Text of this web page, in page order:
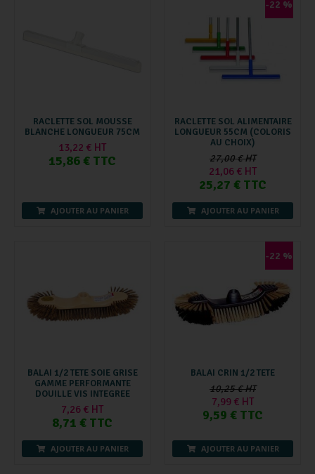
RACLETTE SOL MOUSSE
BLANCHE LONGUEUR 75CM
13,22 € HT
15,86 € TTC
AJOUTER AU PANIER
-22 %
RACLETTE SOL ALIMENTAIRE
LONGUEUR 55CM (COLORIS
AU CHOIX)
27,00 € HT
21,06 € HT
25,27 € TTC
AJOUTER AU PANIER
BALAI 1/2 TETE SOIE GRISE
GAMME PERFORMANTE
DOUILLE VIS INTEGREE
7,26 € HT
8,71 € TTC
AJOUTER AU PANIER
-22 %
BALAI CRIN 1/2 TETE
10,25 € HT
7,99 € HT
9,59 € TTC
AJOUTER AU PANIER